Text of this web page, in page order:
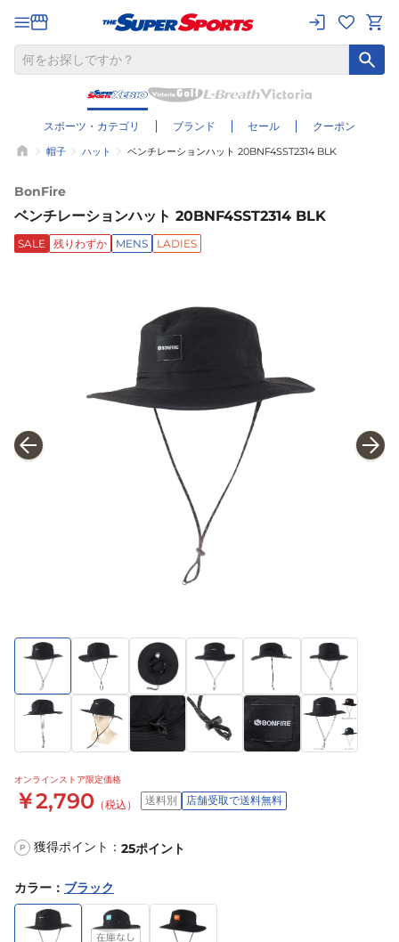
スポーツ・カテゴリ ブランド セール クーポン
帽子 ハット ベンチレーションハット 20BNF4SST2314 BLK
BonFire
ベンチレーションハット 20BNF4SST2314 BLK
SALE 残りわずか MENS LADIES
オンラインストア限定価格
￥2,790 （税込） 送料別 店舗受取で送料無料
P 獲得ポイント： 25ポイント
カラー ： ブラック